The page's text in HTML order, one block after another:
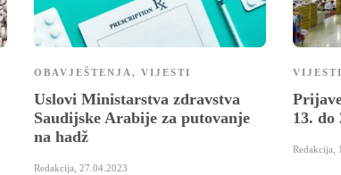
OBAVJEŠTENJA , VIJESTI
Uslovi Ministarstva zdravstva
Saudijske Arabije za putovanje
na hadž
Redakcija 27.04.2023
VIJESTI
13. do
Redakcija